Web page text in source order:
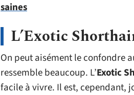
saines
L’Exotic
On peut aisément le confondre
ressemble beaucoup. L’Exotic
facile à vivre. Il est, cependant,